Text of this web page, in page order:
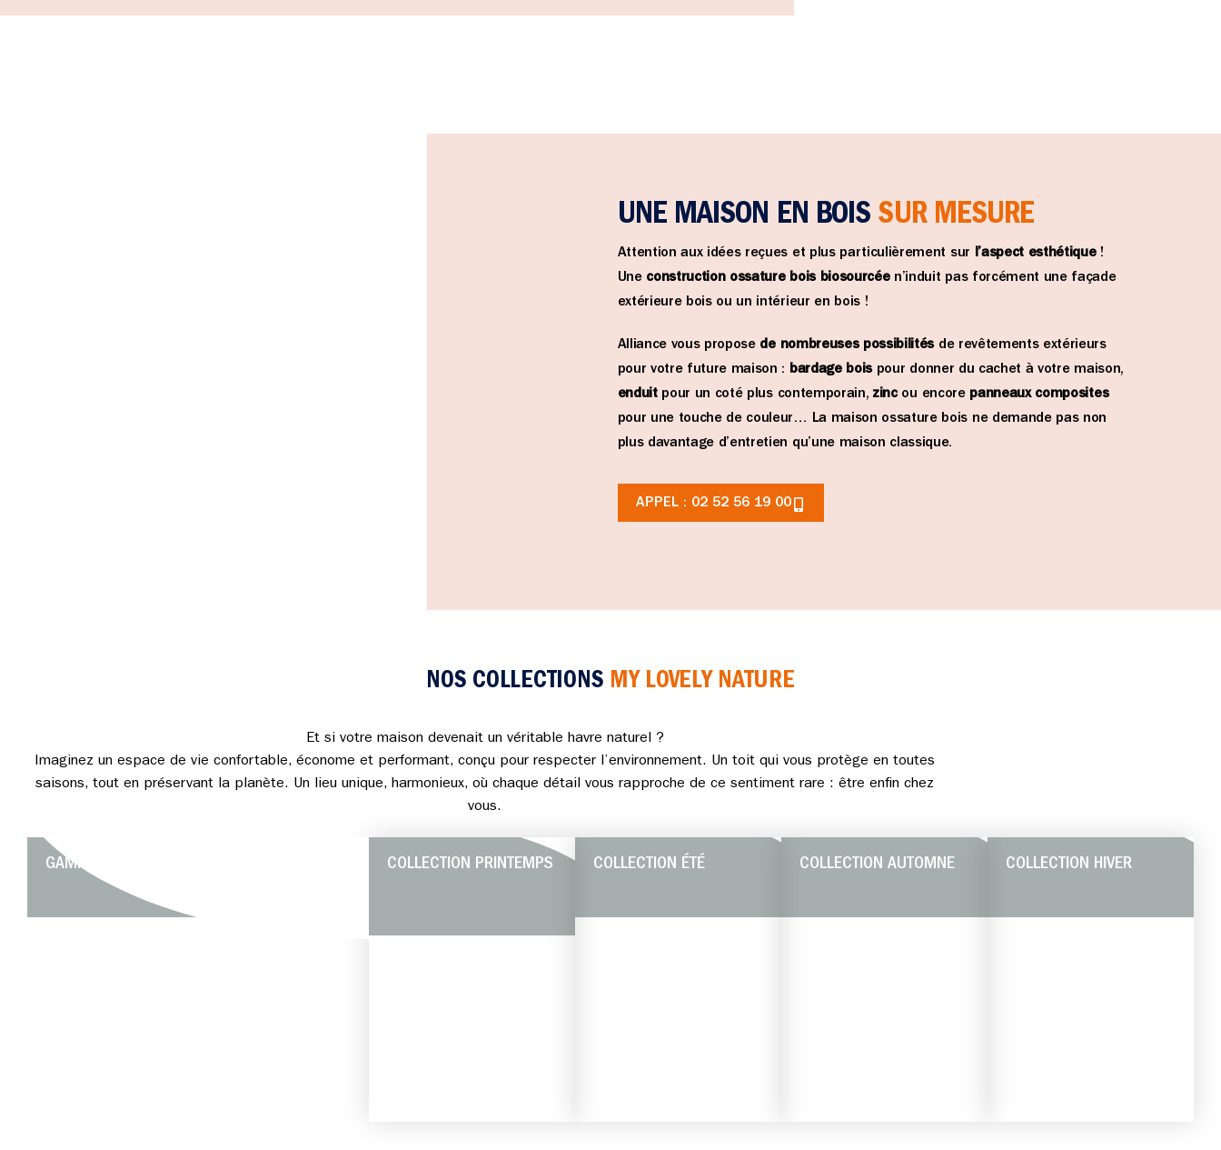
UNE MAISON EN BOIS SUR MESURE
Attention aux idées reçues et plus particulièrement sur l’aspect esthétique!
Une construction ossature bois biosourcéen’induit pas forcément une façade
extérieure bois ou un intérieur en bois !
Alliance vous propose de nombreuses possibilités de revêtements extérieurs
pour votre future maison : bardage boispour donner du cachet à votre maison,
enduitpour un coté plus contemporain, zincou encore panneaux composites
pour une touche de couleur… La maison ossature bois ne demande pas non
plus davantage d’entretien qu’une maison classique.
APPEL : 02 52 56 19 00
NOS COLLECTIONS MY LOVELY NATURE
Et si votre maison devenait un véritable havre naturel ?
Imaginez un espace de vie confortable, économe et performant, conçu pour respecter l’environnement. Un toit qui vous protège en toutes
saisons, tout en préservant la planète. Un lieu unique, harmonieux, où chaque détail vous rapproche de ce sentiment rare : être enfin chez
vous.
GAMME AMOUR COLLECTION PRINTEMPS COLLECTION ÉTÉ COLLECTION AUTOMNE COLLECTION HIVER